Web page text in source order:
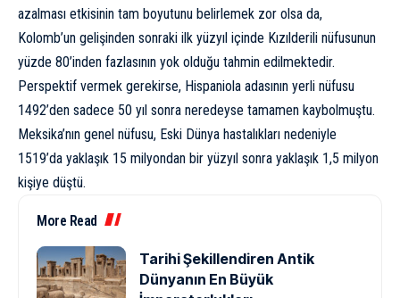
azalması etkisinin tam boyutunu belirlemek zor olsa da,
Kolomb’un gelişinden sonraki ilk yüzyıl içinde Kızılderili nüfusunun
yüzde 80’inden fazlasının yok olduğu tahmin edilmektedir.
Perspektif vermek gerekirse, Hispaniola adasının yerli nüfusu
1492’den sadece 50 yıl sonra neredeyse tamamen kaybolmuştu.
Meksika’nın genel nüfusu, Eski Dünya hastalıkları nedeniyle
1519’da yaklaşık 15 milyondan bir yüzyıl sonra yaklaşık 1,5 milyon
kişiye düştü.
More Read
Tarihi Şekillendiren Antik
Dünyanın En Büyük